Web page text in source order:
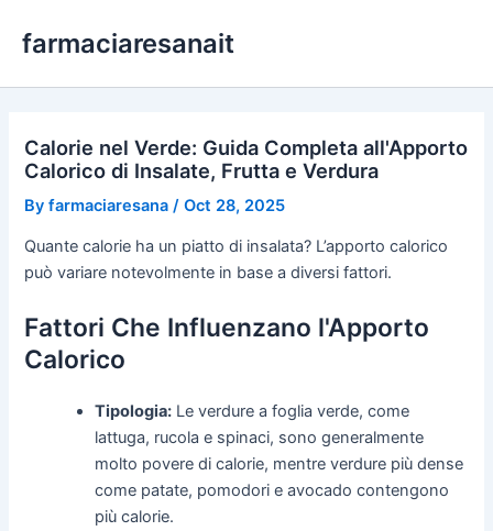
farmaciaresanait
Calorie nel Verde: Guida Completa all'Apporto
Calorico di Insalate, Frutta e Verdura
Byfarmaciaresana /Oct 28, 2025
Quante calorie ha un piatto di insalata? L’apporto calorico
può variare notevolmente in base a diversi fattori.
Fattori Che Influenzano l'Apporto
Calorico
Tipologia: Le verdure a foglia verde, come
lattuga, rucola e spinaci, sono generalmente
molto povere di calorie, mentre verdure più dense
come patate, pomodori e avocado contengono
più calorie.